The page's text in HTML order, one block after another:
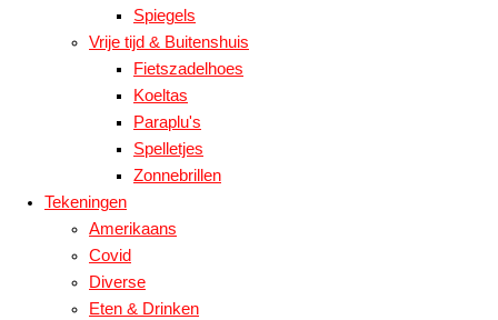
Spiegels
Vrije tijd & Buitenshuis
Fietszadelhoes
Koeltas
Paraplu's
Spelletjes
Zonnebrillen
Tekeningen
Amerikaans
Covid
Diverse
Eten & Drinken